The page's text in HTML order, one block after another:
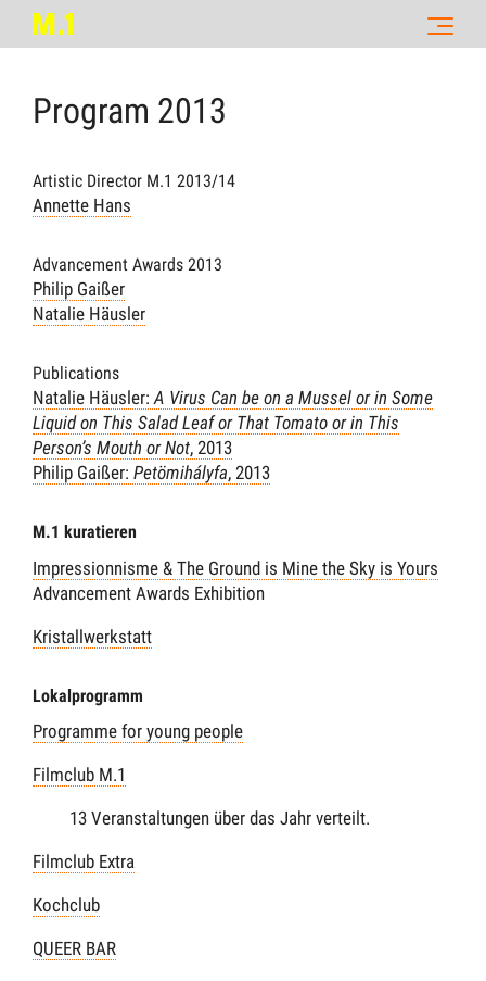
Program 2013
Artistic Director M.1 2013/14
Annette Hans
Advancement Awards 2013
Philip Gaißer
Natalie Häusler
Publications
Natalie Häusler:A Virus Can be on a Mussel or in Some
Liquid on This Salad Leaf or That Tomato or in This
Person’s Mouth or Not, 2013
Philip Gaißer: Petömihályfa, 2013
M.1 kuratieren
Impressionnisme & The Ground is Mine the Sky is Yours
Advancement Awards Exhibition
Kristallwerkstatt
Lokalprogramm
Programme for young people
Filmclub M.1
13 Veranstaltungen über das Jahr verteilt.
Filmclub Extra
Kochclub
QUEER BAR